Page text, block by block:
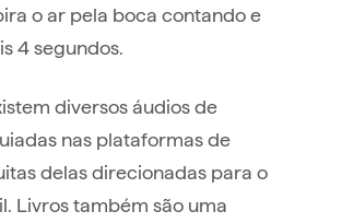
o ar pela boca contando e
4 segundos.
diversos áudios de
nas plataformas de
delas direcionadas para o
Livros também são uma